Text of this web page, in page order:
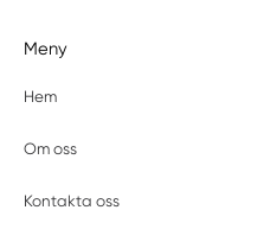
Meny
Hem
Om oss
Kontakta oss